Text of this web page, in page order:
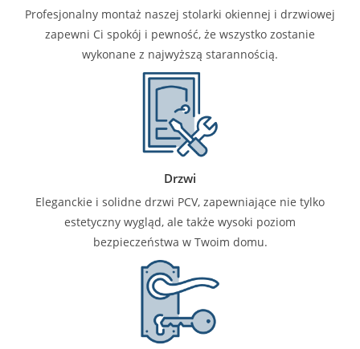
Profesjonalny montaż naszej stolarki okiennej i drzwiowej
zapewni Ci spokój i pewność, że wszystko zostanie
wykonane z najwyższą starannością.
Drzwi
Eleganckie i solidne drzwi PCV, zapewniające nie tylko
estetyczny wygląd, ale także wysoki poziom
bezpieczeństwa w Twoim domu.